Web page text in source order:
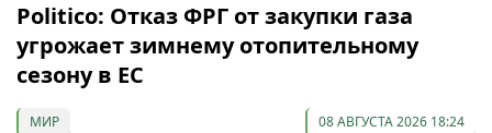
Politico: Отказ ФРГ от закупки газа
угрожает зимнему отопительному
сезону в ЕС
МИР 08 АВГУСТА 2026 18:24